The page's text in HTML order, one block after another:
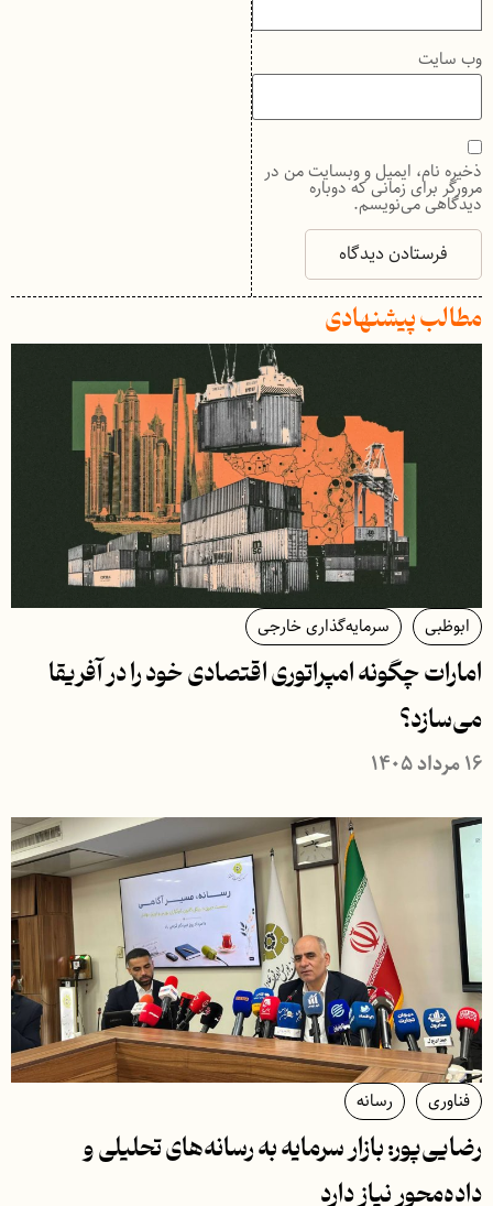
وب‌ سایت
ذخیره نام، ایمیل و وبسایت من در
مرورگر برای زمانی که دوباره
دیدگاهی می‌نویسم.
مطالب پیشنهادی
ابوظبی سرمایه‌گذاری خارجی
امارات چگونه امپراتوری اقتصادی خود را در آفریقا
می‌سازد؟
۱۶ مرداد ۱۴۰۵
فناوری رسانه
رضایی‌پور: بازار سرمایه به رسانه‌های تحلیلی و
داده‌محور نیاز دارد